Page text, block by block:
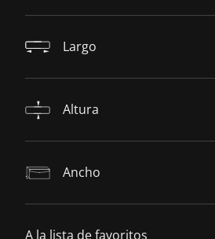
Largo
Altura
Ancho
A la lista de favoritos